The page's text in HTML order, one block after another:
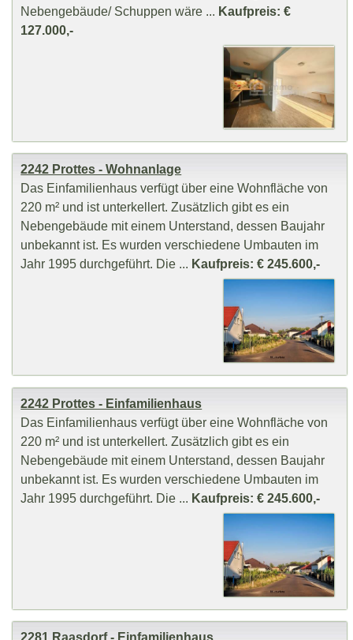
Nebengebäude/ Schuppen wäre ... Kaufpreis: €
127.000,-
2242 Prottes - Wohnanlage
Das Einfamilienhaus verfügt über eine Wohnfläche von
220 m² und ist unterkellert. Zusätzlich gibt es ein
Nebengebäude mit einem Unterstand, dessen Baujahr
unbekannt ist. Es wurden verschiedene Umbauten im
Jahr 1995 durchgeführt. Die ... Kaufpreis: € 245.600,-
2242 Prottes - Einfamilienhaus
Das Einfamilienhaus verfügt über eine Wohnfläche von
220 m² und ist unterkellert. Zusätzlich gibt es ein
Nebengebäude mit einem Unterstand, dessen Baujahr
unbekannt ist. Es wurden verschiedene Umbauten im
Jahr 1995 durchgeführt. Die ... Kaufpreis: € 245.600,-
2281 Raasdorf - Einfamilienhaus